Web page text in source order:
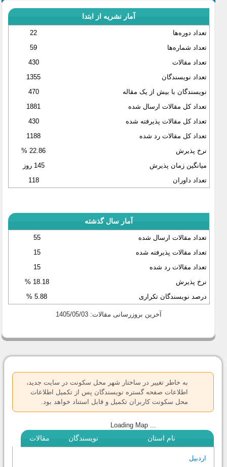
آمار نشریه از ابتدا
تعداد دوره‌ها
22
تعداد شماره‌ها
59
تعداد مقالات
430
تعداد نویسندگان
1355
نویسندگان با بیش از یک مقاله
470
تعداد کل مقالات ارسال شده
1881
تعداد کل مقالات پذیرفته شده
430
تعداد کل مقالات رد شده
1188
نرخ پذیرش
22.86 %
میانگین زمان پذیرش
145 روز
تعداد داوران
118
آمار سال گذشته
تعداد مقالات ارسال شده
55
تعداد مقالات پذیرفته شده
15
تعداد مقالات رد شده
15
نرخ پذیرش
18.18 %
درصد نویسندگان تکراری
5.88 %
آخرین بروزرسانی مقالات: 1405/05/03
پیغام هشدار
به خاطر تغییر در ساختار شهر محل سکونت در سایت جدید،
اطلاعات صفحه گستره نویسندگان پس از تکمیل اطلاعات
محل سکونت کاربران تکمیل و قابل استناد خواهد بود.
Loading Map ...
نام استان نویسندگان مقالات
اردبیل